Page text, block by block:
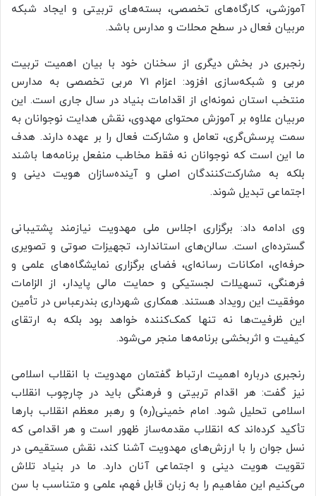
آموزشی، کارگاه‌های تخصصی، بسته‌های تربیتی و ایجاد شبکه
مربیان فعال در سطح محلات و مدارس باشد.
رنجبری در بخش دیگری از سخنان خود با بیان اهمیت تربیت
مربی و شبکه‌سازی افزود: اعزام ۷۱ مربی تخصصی به مدارس
منتخب استان نمونه‌ای از اقدامات بنیاد در سال جاری است. این
مربیان علاوه بر آموزش محتوای مهدوی، نقش هدایت نوجوانان به
سمت پرسش‌گری، تعامل و مشارکت فعال را بر عهده دارند. هدف
ما این است که نوجوانان نه فقط مخاطب منفعل برنامه‌ها باشند
بلکه به مشارکت‌کنندگان اصلی و آینده‌سازان هویت دینی و
اجتماعی تبدیل شوند.
وی ادامه داد: برگزاری اجلاس ملی مهدویت نیازمند پشتیبانی
گسترده‌ای است. سالن‌های استاندارد، تجهیزات صوتی و تصویری
حرفه‌ای، امکانات رسانه‌ای، فضای برگزاری نمایشگاه‌های علمی و
فرهنگی، تسهیلات لجستیکی و حمایت مالی پایدار، از الزامات
موفقیت این رویداد هستند. همکاری شهرداری بندرعباس در تأمین
این ظرفیت‌ها نه تنها کمک‌کننده خواهد بود بلکه به ارتقای
کیفیت و اثربخشی برنامه‌ها منجر می‌شود.
رنجبری درباره اهمیت ارتباط گفتمان مهدویت با انقلاب اسلامی
نیز گفت: هر اقدام تربیتی و فرهنگی باید در چارچوب انقلاب
اسلامی تحلیل شود. امام خمینی(ره) و رهبر معظم انقلاب بارها
تأکید کرده‌اند که انقلاب مقدمه‌ساز ظهور است و هر اقدامی که
نسل جوان را با ارزش‌های مهدویت آشنا کند، نقش مستقیمی در
تقویت هویت دینی و اجتماعی آنان دارد. ما در بنیاد تلاش
می‌کنیم این مفاهیم را به زبان قابل فهم، علمی و متناسب با سن